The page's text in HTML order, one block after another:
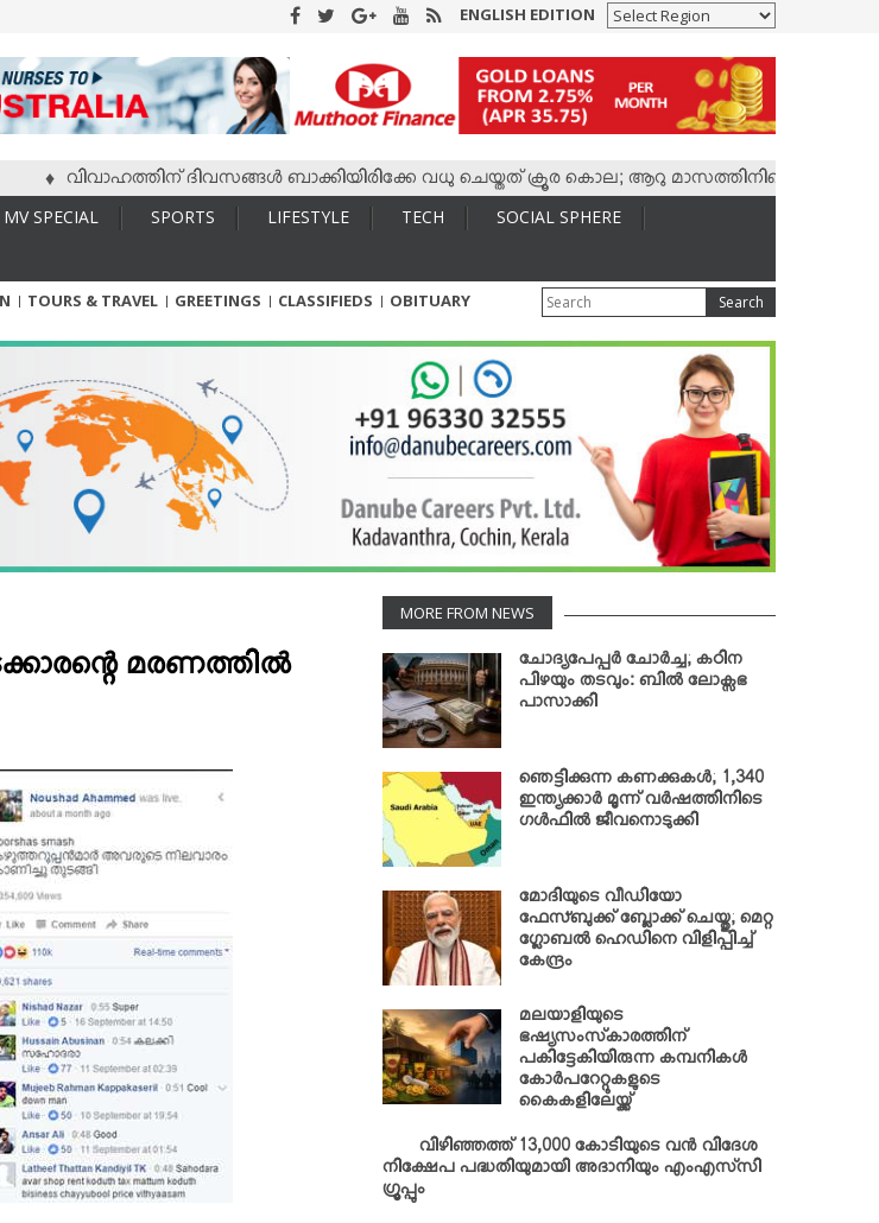
ENGLISH EDITION
വിവാഹത്തിന് ദിവസങ്ങള്‍ ബാക്കിയിരിക്കേ വധു ചെയ്തത് ക്രൂര കൊല; ആറു മാസത്തിനിടെ കാമുകനുമായി
MV SPECIAL SPORTS LIFESTYLE TECH
SOCIAL SPHERE
TOURS & TRAVEL GREETINGS CLASSIFIEDS OBITUARY Search
മരണത്തില്‍
MORE FROM NEWS
ചോദ്യപേപ്പര്‍ ചോര്‍ച്ച; കഠിന
പിഴയും തടവും: ബില്‍ ലോക്സഭ
പാസാക്കി
ഞെട്ടിക്കുന്ന കണക്കുകള്‍; 1,340
ഇന്ത്യക്കാര്‍ മൂന്ന് വര്‍ഷത്തിനിടെ
ഗള്‍ഫില്‍ ജീവനൊടുക്കി
മോദിയുടെ വീഡിയോ
ഫേസ്ബുക്ക് ബ്ലോക്ക് ചെയ്തു; മെറ്റ
ഗ്ലോബല്‍ ഹെഡിനെ വിളിപ്പിച്ച്
കേന്ദ്രം
മലയാളിയുടെ
ഭഷ്യസംസ്‌കാരത്തിന്
പകിട്ടേകിയിരുന്ന കമ്പനികള്‍
കോര്‍പറേറ്റുകളുടെ
കൈകളിലേയ്ക്ക്
വിഴിഞ്ഞത്ത് 13,000 കോടിയുടെ വന്‍ വിദേശ
നിക്ഷേപ പദ്ധതിയുമായി അദാനിയും എംഎസ്‌സി
ഗ്രൂപ്പും